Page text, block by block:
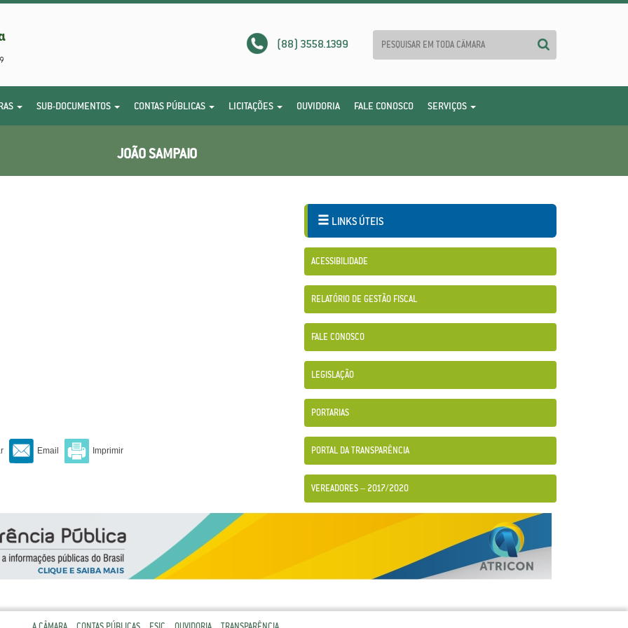
(88) 3558.1399
SUB-DOCUMENTOS CONTAS PÚBLICAS LICITAÇÕES OUVIDORIA FALE CONOSCO SERVIÇOS
JOÃO SAMPAIO
LINKS ÚTEIS
ACESSIBILIDADE
RELATÓRIO DE GESTÃO FISCAL
FALE CONOSCO
LEGISLAÇÃO
PORTARIAS
PORTAL DA TRANSPARÊNCIA
VEREADORES – 2017/2020